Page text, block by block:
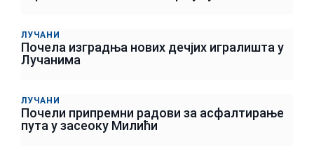
ЛУЧАНИ
Почела изградња нових дечјих игралишта у
Лучанима
ЛУЧАНИ
Почели припремни радови за асфалтирање
пута у засеоку Милићи